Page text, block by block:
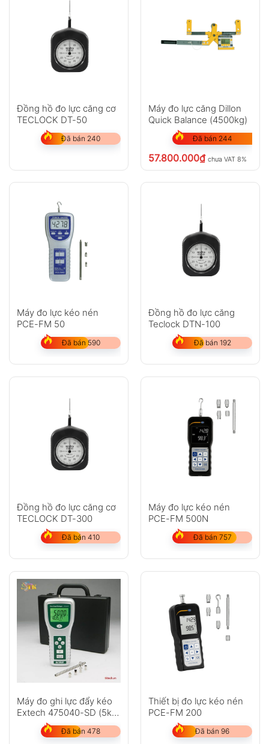
Đồng hồ đo lực căng cơ
TECLOCK DT-50
Đã bán 240
Máy đo lực căng Dillon
Quick Balance (4500kg)
Đã bán 244
57.800.000₫ chưa VAT 8%
Máy đo lực kéo nén
PCE-FM 50
Đã bán 590
Đồng hồ đo lực căng
Teclock DTN-100
Đã bán 192
Đồng hồ đo lực căng cơ
TECLOCK DT-300
Đã bán 410
Máy đo lực kéo nén
PCE-FM 500N
Đã bán 757
Máy đo ghi lực đẩy kéo
Extech 475040-SD (5kg,
Đã bán 478
Thiết bị đo lực kéo nén
PCE-FM 200
Đã bán 96